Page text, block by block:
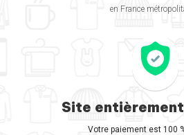
en France
Site
Votre paiement est 100